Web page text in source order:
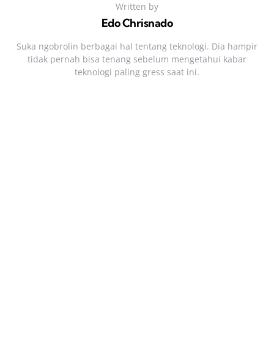
Written by
Edo Chrisnado
Suka ngobrolin berbagai hal tentang teknologi. Dia hampir
tidak pernah bisa tenang sebelum mengetahui kabar
teknologi paling gress saat ini.